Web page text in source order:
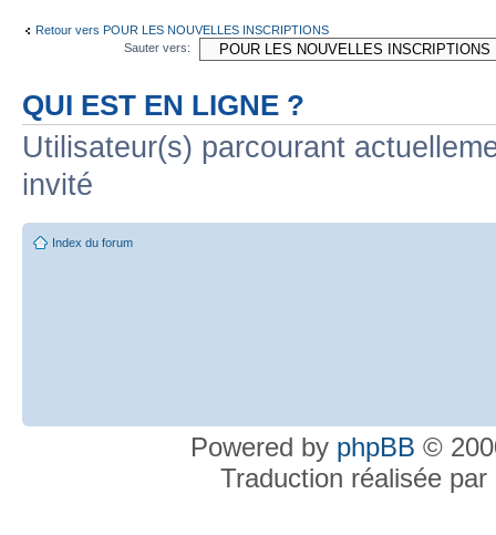
Retour vers POUR LES NOUVELLES INSCRIPTIONS
Sauter vers:
QUI EST EN LIGNE ?
Utilisateur(s) parcourant
invité
Index du forum
Powered by phpBB ©
Traduction réalisée par